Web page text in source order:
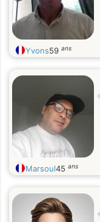
Yvons59 ans
Marsoul45 ans